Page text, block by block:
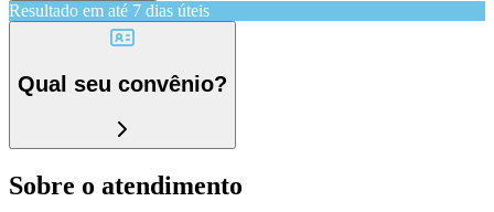
Resultado em até 7 dias úteis
Qual seu convênio?
Sobre o atendimento